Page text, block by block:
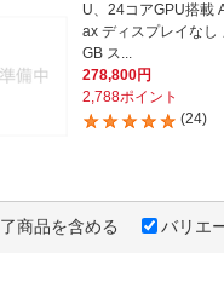
U、24コアGPU搭載
ax ディスプレイなし
GB ス...
278,800円
2,788ポイント
(24)
商品を含める バリエ